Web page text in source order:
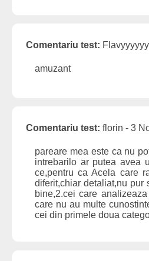
Comentariu test:
amuzant
Comentariu test: florin - 3
pareare mea este ca nu
intrebarilo ar putea avea
ce,pentru ca Acela care
diferit,chiar detaliat,nu pur
bine,2.cei care
care nu au multe
cei din primele doua